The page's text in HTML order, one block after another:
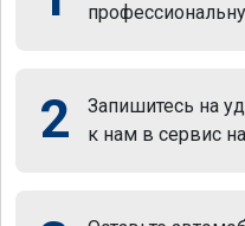
2
Запишитесь на
к нам в сервис